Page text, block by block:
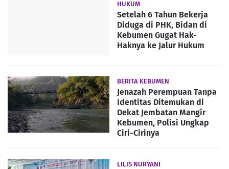
HUKUM
Setelah 6 Tahun Bekerja
Diduga di PHK, Bidan di
Kebumen Gugat Hak-
Haknya ke Jalur Hukum
BERITA KEBUMEN
Jenazah Perempuan Tanpa
Identitas Ditemukan di
Dekat Jembatan Mangir
Kebumen, Polisi Ungkap
Ciri-Cirinya
LILIS NURYANI